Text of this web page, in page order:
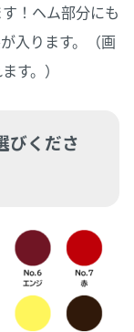
！ヘム部分にも
入ります。（画
す。）
びくださ